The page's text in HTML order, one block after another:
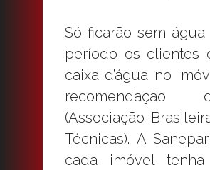
Só ficarão sem
período os clientes
caixa-d’água no
(Associação
Técnicas). A
cada imóvel